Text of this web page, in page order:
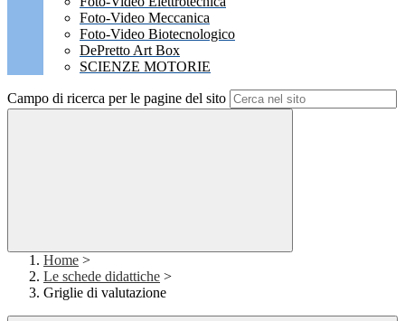
Foto-Video Meccanica
Foto-Video Biotecnologico
DePretto Art Box
SCIENZE MOTORIE
Campo di ricerca per le pagine del sito
Home >
Le schede didattiche >
Griglie di valutazione